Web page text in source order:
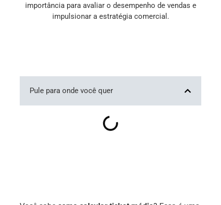
importância para avaliar o desempenho de vendas e
impulsionar a estratégia comercial.
Pule para onde você quer